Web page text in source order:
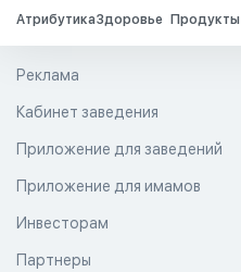
АтрибутикаЗдоровье Продукты
Реклама
Кабинет заведения
Приложение для заведений
Приложение для имамов
Инвесторам
Партнеры